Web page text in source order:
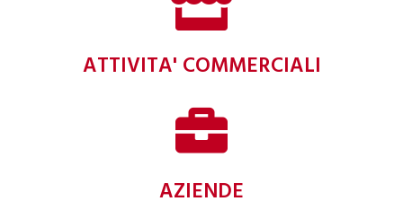
ATTIVITA' COMMERCIALI
AZIENDE